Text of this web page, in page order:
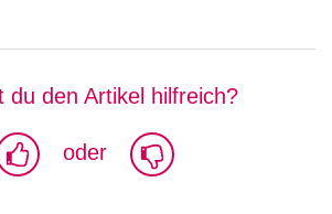
du den Artikel hilfreich?
oder